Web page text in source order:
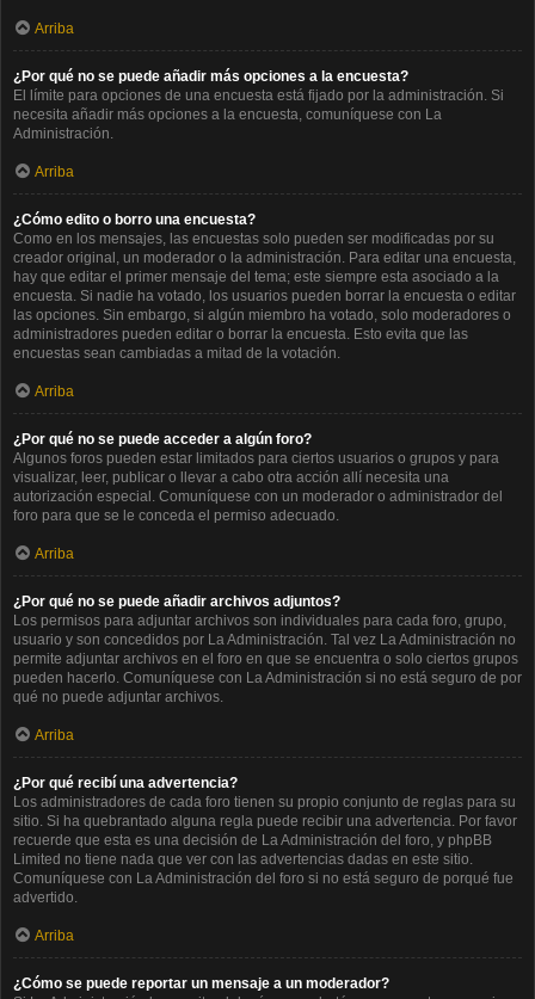
Arriba
¿Por qué no se puede añadir más opciones a la encuesta?
El límite para opciones de una encuesta está fijado por la administración. Si
necesita añadir más opciones a la encuesta, comuníquese con La
Administración.
Arriba
¿Cómo edito o borro una encuesta?
Como en los mensajes, las encuestas solo pueden ser modificadas por su
creador original, un moderador o la administración. Para editar una encuesta,
hay que editar el primer mensaje del tema; este siempre esta asociado a la
encuesta. Si nadie ha votado, los usuarios pueden borrar la encuesta o editar
las opciones. Sin embargo, si algún miembro ha votado, solo moderadores o
administradores pueden editar o borrar la encuesta. Esto evita que las
encuestas sean cambiadas a mitad de la votación.
Arriba
¿Por qué no se puede acceder a algún foro?
Algunos foros pueden estar limitados para ciertos usuarios o grupos y para
visualizar, leer, publicar o llevar a cabo otra acción allí necesita una
autorización especial. Comuníquese con un moderador o administrador del
foro para que se le conceda el permiso adecuado.
Arriba
¿Por qué no se puede añadir archivos adjuntos?
Los permisos para adjuntar archivos son individuales para cada foro, grupo,
usuario y son concedidos por La Administración. Tal vez La Administración no
permite adjuntar archivos en el foro en que se encuentra o solo ciertos grupos
pueden hacerlo. Comuníquese con La Administración si no está seguro de por
qué no puede adjuntar archivos.
Arriba
¿Por qué recibí una advertencia?
Los administradores de cada foro tienen su propio conjunto de reglas para su
sitio. Si ha quebrantado alguna regla puede recibir una advertencia. Por favor
recuerde que esta es una decisión de La Administración del foro, y phpBB
Limited no tiene nada que ver con las advertencias dadas en este sitio.
Comuníquese con La Administración del foro si no está seguro de porqué fue
advertido.
Arriba
¿Cómo se puede reportar un mensaje a un moderador?